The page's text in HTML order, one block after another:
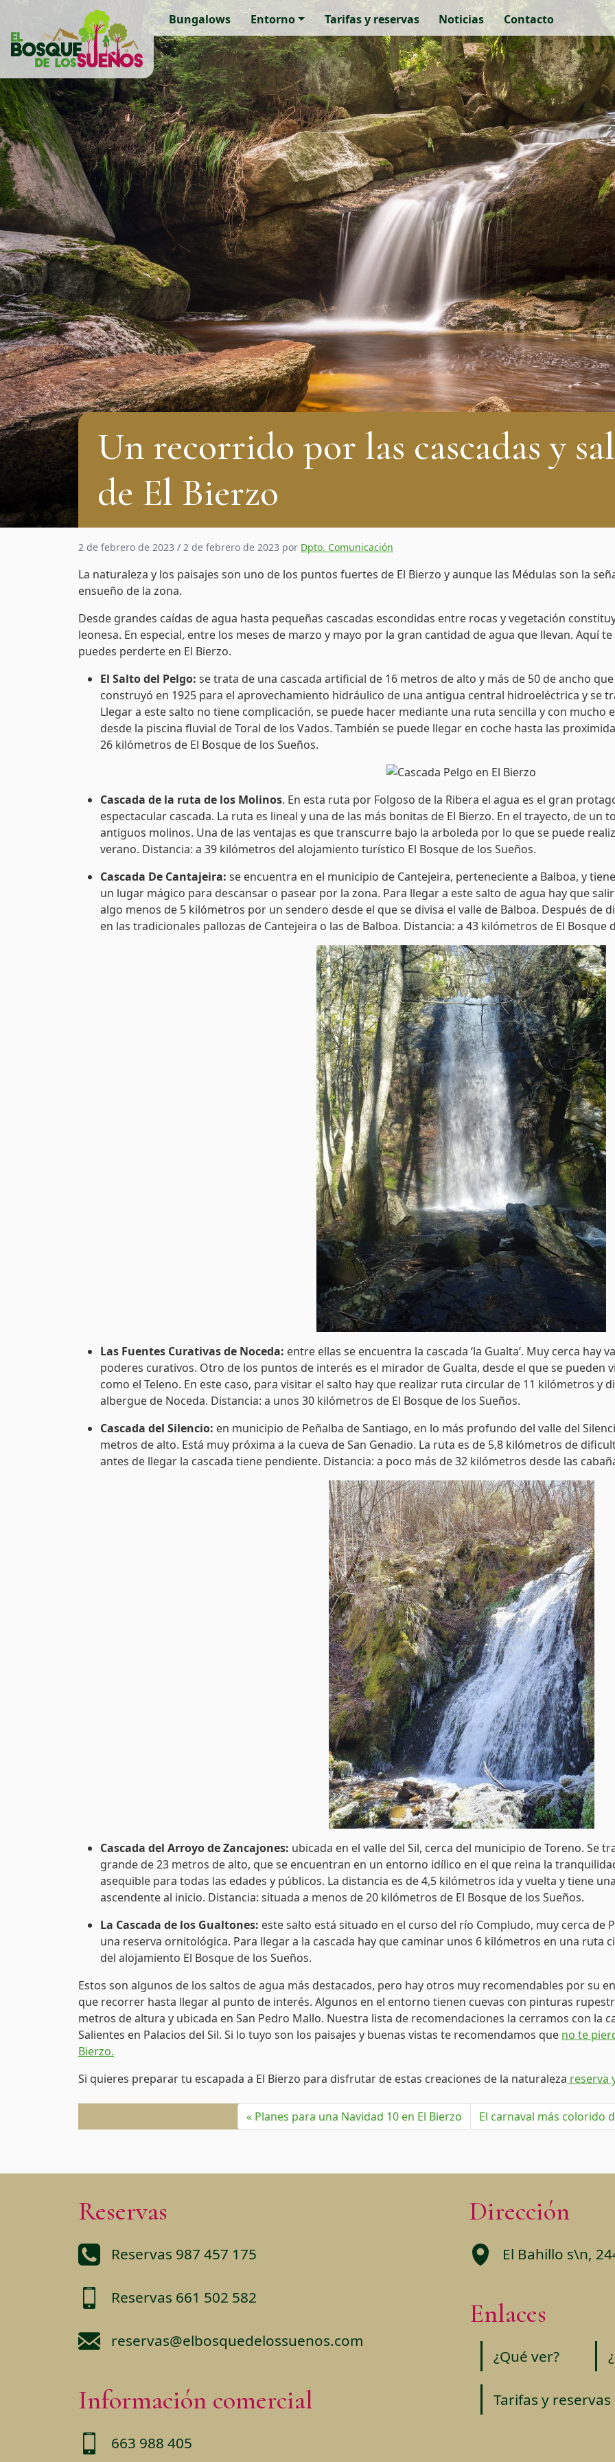
Bungalows Entorno Tarifas y reservas Noticias Contacto
Un recorrido por las cascadas y
de El Bierzo
2 de febrero de 2023 / 2 de febrero de 2023 por Dpto. Comunicación
La naturaleza y los paisajes son uno de los puntos fuertes de El Bierzo y aunque las Médulas son la
ensueño de la zona.
Desde grandes caídas de agua hasta pequeñas cascadas escondidas entre rocas y vegetación
leonesa. En especial, entre los meses de marzo y mayo por la gran cantidad de agua que llevan. Aquí
puedes perderte en El Bierzo.
El Salto del Pelgo: se trata de una cascada artificial de 16 metros de alto y más de 50 de ancho
construyó en 1925 para el aprovechamiento hidráulico de una antigua central hidroeléctrica y se
Llegar a este salto no tiene complicación, se puede hacer mediante una ruta sencilla y con mucho
desde la piscina fluvial de Toral de los Vados. También se puede llegar en coche hasta las
26 kilómetros de El Bosque de los Sueños.
Cascada de la ruta de los Molinos. En esta ruta por Folgoso de la Ribera el agua es el gran
espectacular cascada. La ruta es lineal y una de las más bonitas de El Bierzo. En el trayecto, de un
antiguos molinos. Una de las ventajas es que transcurre bajo la arboleda por lo que se puede
verano. Distancia: a 39 kilómetros del alojamiento turístico El Bosque de los Sueños.
Cascada De Cantajeira: se encuentra en el municipio de Cantejeira, perteneciente a Balboa, y
un lugar mágico para descansar o pasear por la zona. Para llegar a este salto de agua hay que
algo menos de 5 kilómetros por un sendero desde el que se divisa el valle de Balboa. Después de
en las tradicionales pallozas de Cantejeira o las de Balboa. Distancia: a 43 kilómetros de El Bosque
Las Fuentes Curativas de Noceda: entre ellas se encuentra la cascada ‘la Gualta’. Muy cerca hay
poderes curativos. Otro de los puntos de interés es el mirador de Gualta, desde el que se
como el Teleno. En este caso, para visitar el salto hay que realizar ruta circular de 11 kilómetros y
albergue de Noceda. Distancia: a unos 30 kilómetros de El Bosque de los Sueños.
Cascada del Silencio: en municipio de Peñalba de Santiago, en lo más profundo del valle del
metros de alto. Está muy próxima a la cueva de San Genadio. La ruta es de 5,8 kilómetros de
antes de llegar la cascada tiene pendiente. Distancia: a poco más de 32 kilómetros desde las
Cascada del Arroyo de Zancajones: ubicada en el valle del Sil, cerca del municipio de Toreno. Se
grande de 23 metros de alto, que se encuentran en un entorno idílico en el que reina la
asequible para todas las edades y públicos. La distancia es de 4,5 kilómetros ida y vuelta y tiene
ascendente al inicio. Distancia: situada a menos de 20 kilómetros de El Bosque de los Sueños.
La Cascada de los Gualtones: este salto está situado en el curso del río Compludo, muy cerca de
una reserva ornitológica. Para llegar a la cascada hay que caminar unos 6 kilómetros en una ruta
del alojamiento El Bosque de los Sueños.
Estos son algunos de los saltos de agua más destacados, pero hay otros muy recomendables por su
que recorrer hasta llegar al punto de interés. Algunos en el entorno tienen cuevas con pinturas
metros de altura y ubicada en San Pedro Mallo. Nuestra lista de recomendaciones la cerramos con la
Salientes en Palacios del Sil. Si lo tuyo son los paisajes y buenas vistas te recomendamos que no te
Bierzo.
Si quieres preparar tu escapada a El Bierzo para disfrutar de estas creaciones de la naturaleza reserva
Planes para una Navidad 10 en El Bierzo El carnaval más colorido
Reservas
Reservas 987 457 175
Reservas 661 502 582
reservas@elbosquedelossuenos.com
Información comercial
663 988 405
Dirección
El Bahillo s\n,
Enlaces
¿Qué ver?
Tarifas y reservas